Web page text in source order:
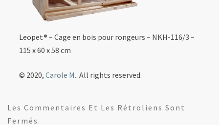
Leopet® – Cage en bois pour rongeurs – NKH-116/3 –
115 x 60 x 58 cm
© 2020, Carole M.. All rights reserved.
Les Commentaires Et Les Rétroliens Sont
Fermés.